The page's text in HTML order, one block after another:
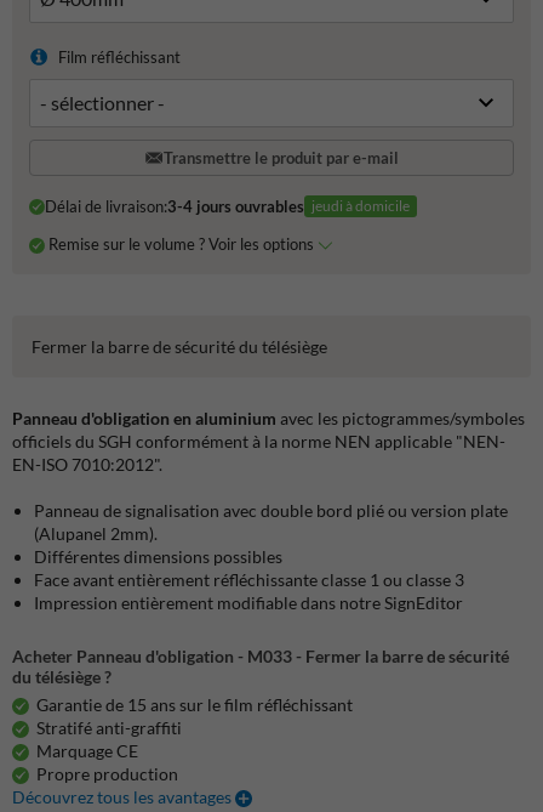
Film réfléchissant
Transmettre le produit par e-mail
Délai de livraison:3-4 jours ouvrables jeudi à domicile
Remise sur le volume ? Voir les options
Fermer la barre de sécurité du télésiège
Panneau d'obligation en aluminium avec les pictogrammes/symboles
officiels du SGH conformément à la norme NEN applicable "NEN-
EN-ISO 7010:2012".
Panneau de signalisation avec double bord plié ou version plate
(Alupanel 2mm).
Différentes dimensions possibles
Face avant entièrement réfléchissante classe 1 ou classe 3
Impression entièrement modifiable dans notre SignEditor
Acheter Panneau d'obligation - M033 - Fermer la barre de sécurité
du télésiège ?
Garantie de 15 ans sur le film réfléchissant
Stratifé anti-graffiti
Marquage CE
Propre production
Découvrez tous les avantages